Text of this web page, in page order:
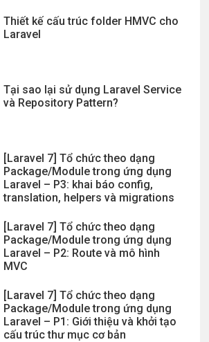
Thiết kế cấu trúc folder HMVC cho
Laravel
Tại sao lại sử dụng Laravel Service
và Repository Pattern?
[Laravel 7] Tổ chức theo dạng
Package/Module trong ứng dụng
Laravel – P3: khai báo config,
translation, helpers và migrations
[Laravel 7] Tổ chức theo dạng
Package/Module trong ứng dụng
Laravel – P2: Route và mô hình
MVC
[Laravel 7] Tổ chức theo dạng
Package/Module trong ứng dụng
Laravel – P1: Giới thiệu và khởi tạo
cấu trúc thư mục cơ bản